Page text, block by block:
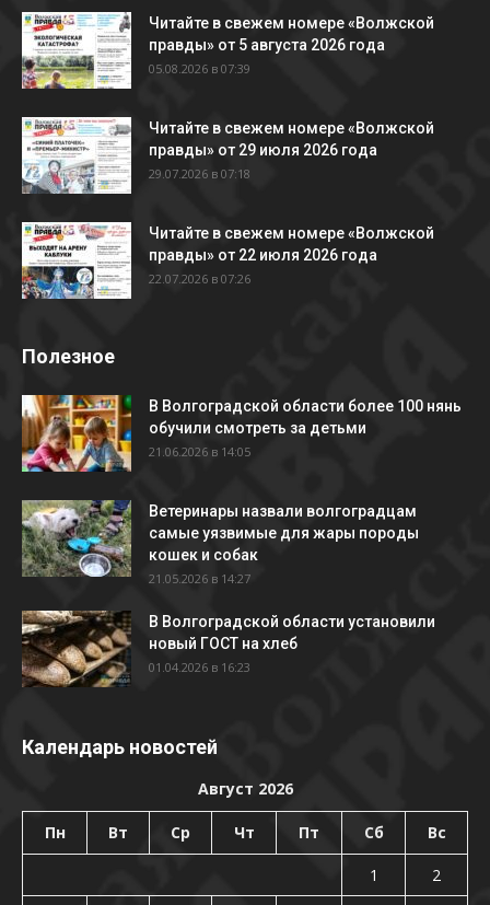
Читайте в свежем номере «Волжской
правды» от 5 августа 2026 года
05.08.2026 в 07:39
Читайте в свежем номере «Волжской
правды» от 29 июля 2026 года
29.07.2026 в 07:18
Читайте в свежем номере «Волжской
правды» от 22 июля 2026 года
22.07.2026 в 07:26
Полезное
В Волгоградской области более 100 нянь
обучили смотреть за детьми
21.06.2026 в 14:05
Ветеринары назвали волгоградцам
самые уязвимые для жары породы
кошек и собак
21.05.2026 в 14:27
В Волгоградской области установили
новый ГОСТ на хлеб
01.04.2026 в 16:23
Календарь новостей
Август 2026
Пн Вт Ср Чт Пт Сб Вс
1
2